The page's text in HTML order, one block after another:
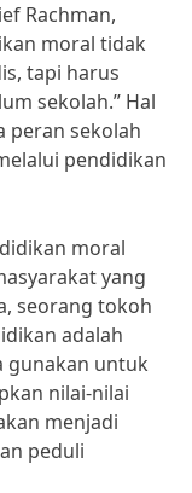
Rachman,
moral tidak
tapi harus
sekolah.” Hal
peran sekolah
pendidikan
moral
yang
seorang tokoh
adalah
gunakan untuk
nilai-nilai
menjadi
peduli